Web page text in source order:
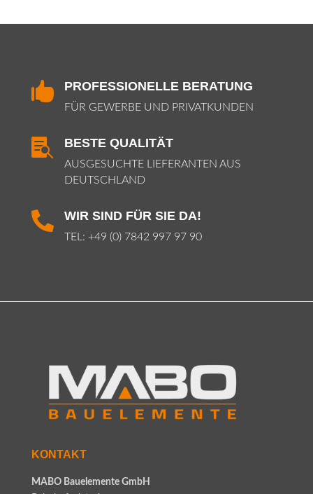
 PROFESSIONELLE BERATUNG
FÜR GEWERBE UND PRIVATKUNDEN
 BESTE QUALITÄT
AUSGESUCHTE LIEFERANTEN AUS
DEUTSCHLAND
 WIR SIND FÜR SIE DA!
TEL: +49 (0) 7842 997 97 90
KONTAKT
MABO Bauelemente GmbH